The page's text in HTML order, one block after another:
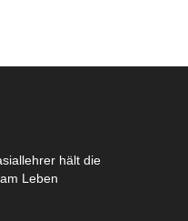
hält die
Leben